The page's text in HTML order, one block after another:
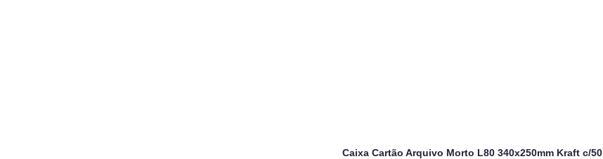
Caixa Cartão Arquivo Morto L80 340x250mm Kraft c/50